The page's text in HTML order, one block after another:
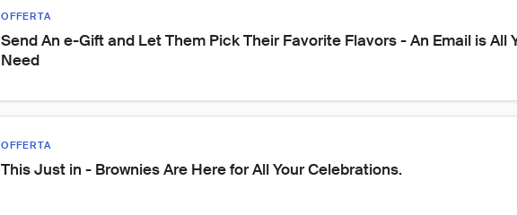
OFFERTA
Send An e-Gift and Let Them Pick Their Favorite Flavors - An Email is All
Need
OFFERTA
This Just in - Brownies Are Here for All Your Celebrations.